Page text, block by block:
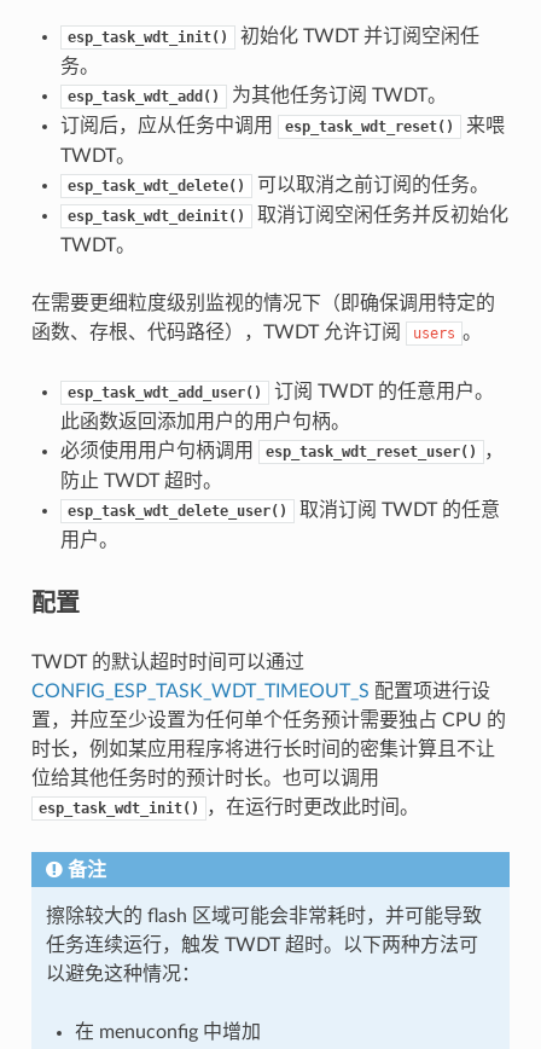
esp_task_wdt_init()
初始化 TWDT 并订阅空闲任
务。
esp_task_wdt_add()
为其他任务订阅 TWDT。
订阅后，应从任务中调用
esp_task_wdt_reset()
来喂
TWDT。
esp_task_wdt_delete() 可以取消之前订阅的任务。
esp_task_wdt_deinit()
取消订阅空闲任务并反初始化
TWDT。
在需要更细粒度级别监视的情况下（即确保调用特定的
函数、存根、代码路径），TWDT 允许订阅
users 。
esp_task_wdt_add_user()
订阅 TWDT 的任意用户。
此函数返回添加用户的用户句柄。
必须使用用户句柄调用
esp_task_wdt_reset_user()
，
防止 TWDT 超时。
esp_task_wdt_delete_user()
取消订阅 TWDT 的任意
用户。
配置
TWDT 的默认超时时间可以通过
CONFIG_ESP_TASK_WDT_TIMEOUT_S 配置项进行设
置，并应至少设置为任何单个任务预计需要独占 CPU 的
时长，例如某应用程序将进行长时间的密集计算且不让
位给其他任务时的预计时长。也可以调用
esp_task_wdt_init() ，在运行时更改此时间。
备注
擦除较大的 flash 区域可能会非常耗时，并可能导致
任务连续运行，触发 TWDT 超时。以下两种方法可
以避免这种情况：
在 menuconfig 中增加